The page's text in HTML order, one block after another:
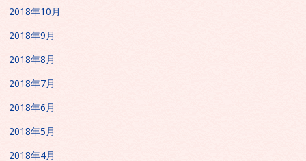
2018年10月
2018年9月
2018年8月
2018年7月
2018年6月
2018年5月
2018年4月